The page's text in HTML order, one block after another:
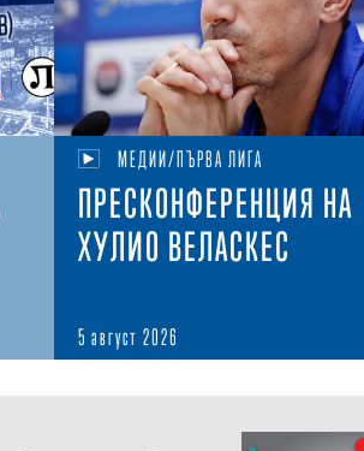
МЕДИИ/ПЪРВА ЛИГА
ПРЕСКОНФЕРЕНЦИЯ НА
ХУЛИО ВЕЛАСКЕС
5 август 2026